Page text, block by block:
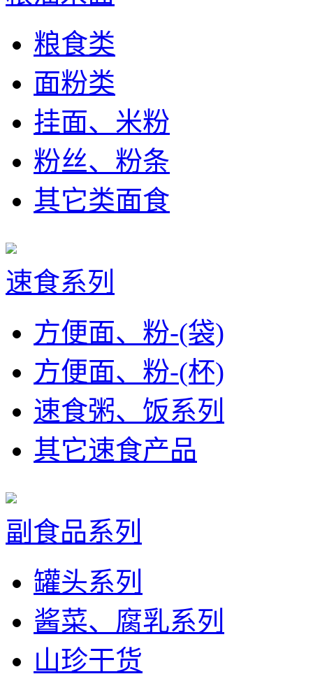
粮食类
面粉类
挂面、米粉
粉丝、粉条
其它类面食
速食系列
方便面、粉-(袋)
方便面、粉-(杯)
速食粥、饭系列
其它速食产品
副食品系列
罐头系列
酱菜、腐乳系列
山珍干货